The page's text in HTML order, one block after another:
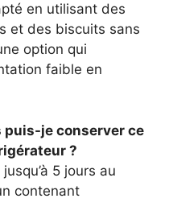
en utilisant des
et des biscuits sans
option qui
faible en
puis-je conserver ce
?
5 jours au
contenant